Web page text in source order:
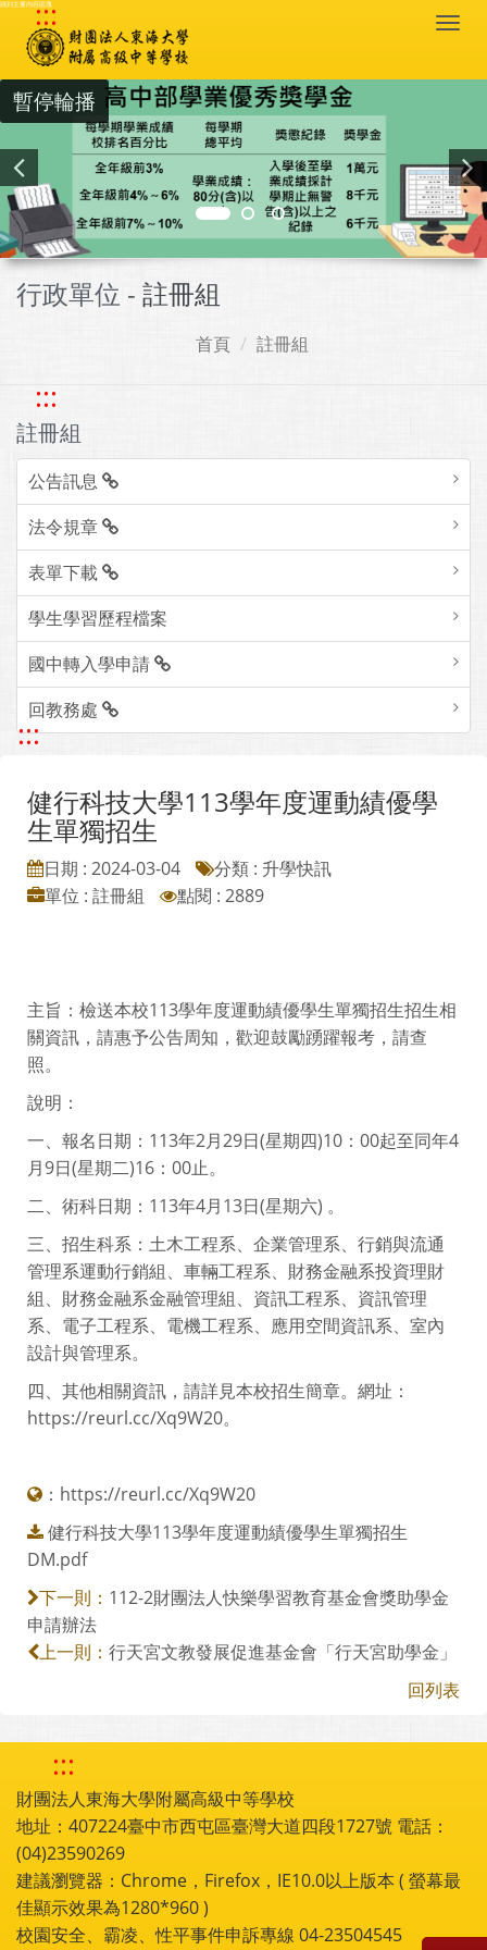
跳到主要內容區塊
:::
暫停輪播
行政單位 - 註冊組
首頁 註冊組
:::
註冊組
公告訊息
法令規章
表單下載
學生學習歷程檔案
國中轉入學申請
回教務處
:::
健行科技大學113學年度運動績優學
生單獨招生
日期 : 2024-03-04
分類 : 升學快訊
單位 : 註冊組
點閱 : 2889
主旨：檢送本校113學年度運動績優學生單獨招生招生相
關資訊，請惠予公告周知，歡迎鼓勵踴躍報考，請查
照。
說明：
一、報名日期：113年2月29日(星期四)10：00起至同年4
月9日(星期二)16：00止。
二、術科日期：113年4月13日(星期六) 。
三、招生科系：土木工程系、企業管理系、行銷與流通
管理系運動行銷組、車輛工程系、財務金融系投資理財
組、財務金融系金融管理組、資訊工程系、資訊管理
系、電子工程系、電機工程系、應用空間資訊系、室內
設計與管理系。
四、其他相關資訊，請詳見本校招生簡章。網址：
https://reurl.cc/Xq9W20。
： https://reurl.cc/Xq9W20
健行科技大學113學年度運動績優學生單獨招生
DM.pdf
下一則： 112-2財團法人快樂學習教育基金會獎助學金
申請辦法
上一則： 行天宮文教發展促進基金會「行天宮助學金」
回列表
:::
財團法人東海大學附屬高級中等學校
地址：407224臺中市西屯區臺灣大道四段1727號 電話：
(04)23590269
建議瀏覽器：Chrome，Firefox，IE10.0以上版本 ( 螢幕最
佳顯示效果為1280*960 )
校園安全、霸凌、性平事件申訴專線 04-23504545